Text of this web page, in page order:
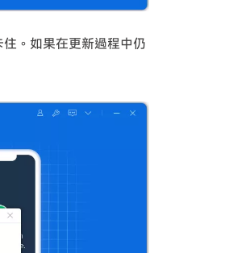
。如果在更新過程中仍